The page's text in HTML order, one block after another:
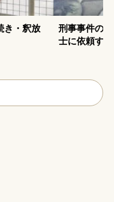
き・釈放
刑事事件の
士に依頼す